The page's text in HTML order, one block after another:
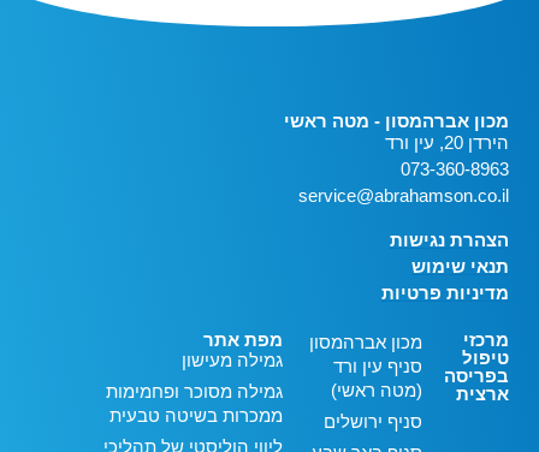
מכון אברהמסון - מטה ראשי
הירדן 20, עין ורד
073-360-8963
service@abrahamson.co.il
הצהרת נגישות
תנאי שימוש
מדיניות פרטיות
מרכזי
טיפול
בפריסה
ארצית
מכון אברהמסון
סניף עין ורד
(מטה ראשי)
סניף ירושלים
מפת אתר
גמילה מעישון
גמילה מסוכר ופחמימות
ממכרות בשיטה טבעית
ליווי הוליסטי של תהליכי